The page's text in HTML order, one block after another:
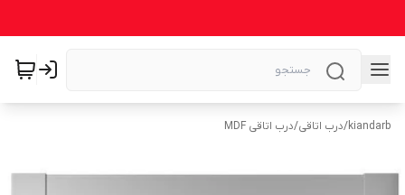
kiandarb
/درب اتاقی/درب اتاقی MDF